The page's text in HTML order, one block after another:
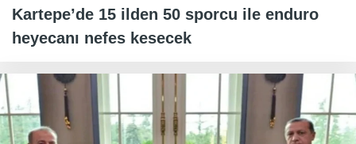
Kartepe’de 15 ilden 50 sporcu ile enduro
heyecanı nefes kesecek